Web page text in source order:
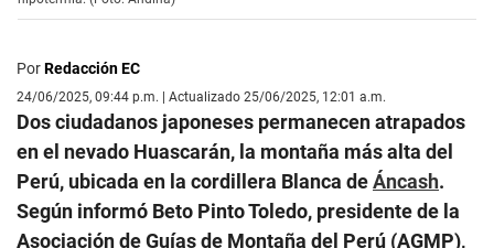
PorRedacción EC
24/06/2025, 09:44 p.m. | Actualizado 25/06/2025, 12:01 a.m.
Dos ciudadanos japoneses permanecen atrapados
en el nevado Huascarán, la montaña más alta del
Perú, ubicada en la cordillera Blanca deÁncash.
Según informó Beto Pinto Toledo, presidente de la
Asociación de Guías de Montaña del Perú (AGMP),